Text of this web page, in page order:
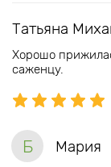
Татьяна
Хорошо
саженцу.
Б Мария